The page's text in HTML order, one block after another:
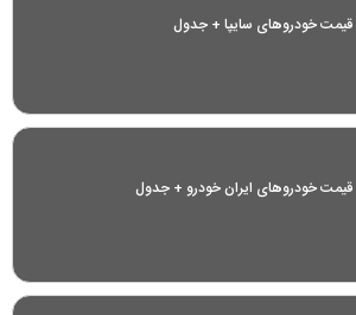
قیمت خودرو‌های سایپا + جدول
قیمت خودرو‌های ایران خودرو + جدول